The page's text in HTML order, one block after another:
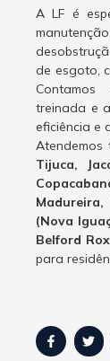
A LF é
de esgoto,
Contamos
treinada e
eficiência e
Atendemos
Tijuca,
(Nova
Belford
para